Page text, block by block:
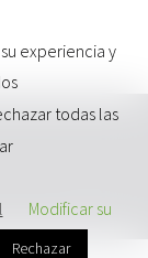
experiencia y
todas las
Modificar su
Rechazar